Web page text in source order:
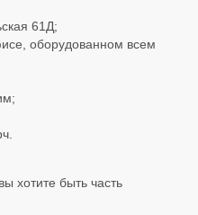
61Д;
оборудованном всем
хотите быть часть